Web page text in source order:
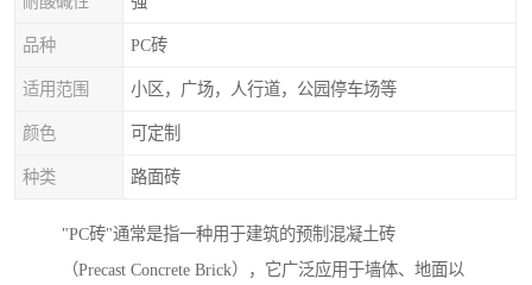
品种 PC砖
适用范围 小区，广场，人行道，公园停车场等
颜色 可定制
种类 路面砖
"PC砖"通常是指一种用于建筑的预制混凝土砖
（Precast Concrete Brick），它广泛应用于墙体、地面以